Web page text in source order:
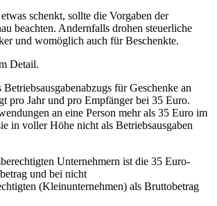
schenkt, sollte die Vorgaben der
beachten. Andernfalls drohen steuerliche
und womöglich auch für Beschenkte.
Detail.
für Geschenke an
pro Jahr und pro Empfänger bei 35 Euro.
an eine Person mehr als 35 Euro im
in voller Höhe nicht als Betriebsausgaben
Unternehmern ist die 35 Euro-
und bei nicht
(Kleinunternehmen) als Bruttobetrag